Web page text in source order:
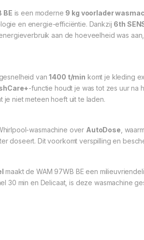
BE is een moderne 9 kg voorlader
en energie-efficiëntie. Dankzij 6th
aan de hoeveelheid was
van1400 t/min komt je kleding
-functie houdt je was tot zes uur na
je niet meteen hoeft uit te laden.
wasmachine over AutoDose,
doseert. Dit voorkomt verspilling en
maakt de WAM 97WB BE een
30 min en Delicaat, is deze wasmachine